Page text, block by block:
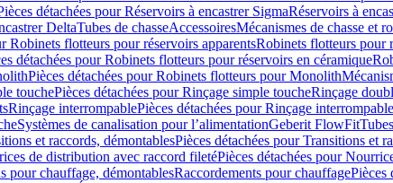
détachées pour Réservoirs à encastrer SigmaRéservoirs à
DeltaTubes de chasseAccessoiresMécanismes de chasse et
Robinets flotteurs pour réservoirs apparentsRobinets flotteurs pour
détachées pour Robinets flotteurs pour réservoirs en céramique
Pièces détachées pour Robinets flotteurs pour Monolith
touchePièces détachées pour Rinçage simple toucheRinçage
Rinçage interrompablePièces détachées pour Rinçage interrompable
Systèmes de canalisation pour l’alimentationGeberit FlowFit
et raccords, démontablesPièces détachées pour Transitions et
de distribution avec raccord filetéPièces détachées pour
pour chauffage, démontablesRaccordements pour chauffagePièces